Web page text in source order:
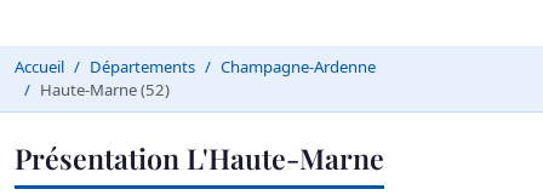
Accueil Départements
Champagne-Ardenne
Haute-Marne (52)
Présentation L'Haute-Marne